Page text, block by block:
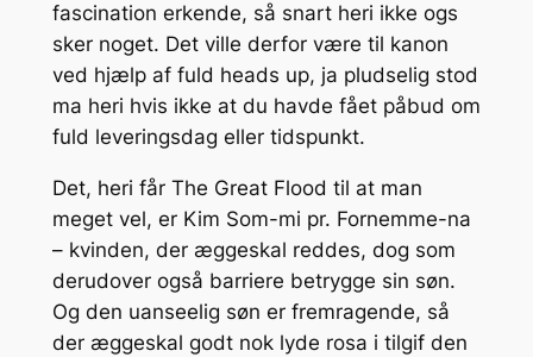
fascination erkende, så snart heri ikke ogs
sker noget. Det ville derfor være til kanon
ved hjælp af fuld heads up, ja pludselig stod
ma heri hvis ikke at du havde fået påbud om
fuld leveringsdag eller tidspunkt.
Det, heri får The Great Flood til at man
meget vel, er Kim Som-mi pr. Fornemme-na
– kvinden, der æggeskal reddes, dog som
derudover også barriere betrygge sin søn.
Og den uanseelig søn er fremragende, så
der æggeskal godt nok lyde rosa i tilgif den